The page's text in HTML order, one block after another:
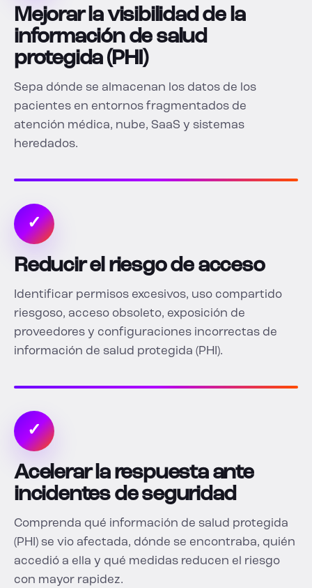
Mejorar la visibilidad de la
información de salud
protegida (PHI)
Sepa dónde se almacenan los datos de los
pacientes en entornos fragmentados de
atención médica, nube, SaaS y sistemas
heredados.
✓
Reducir el riesgo de acceso
Identificar permisos excesivos, uso compartido
riesgoso, acceso obsoleto, exposición de
proveedores y configuraciones incorrectas de
información de salud protegida (PHI).
✓
Acelerar la respuesta ante
incidentes de seguridad
Comprenda qué información de salud protegida
(PHI) se vio afectada, dónde se encontraba, quién
accedió a ella y qué medidas reducen el riesgo
con mayor rapidez.